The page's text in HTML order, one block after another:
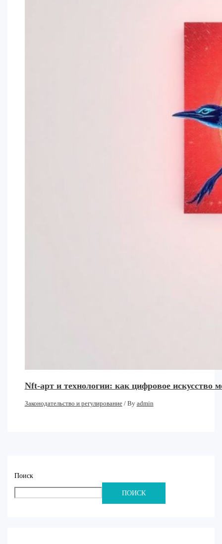
Nft-арт и технологии: как цифровое искусство
Законодательство и регулирование/ By admin
Поиск
ПОИСК